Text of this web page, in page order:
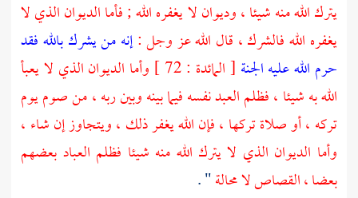
يترك الله منه شيئا ، وديوان لا يغفره الله ; فأما الديوان الذي لا
يغفره الله فالشرك ، قال الله عز وجل :إنه من يشرك بالله فقد
حرم الله عليه الجنة
[ المائدة : 72 ] وأما الديوان الذي لا يعبأ
الله به شيئا ، فظلم العبد نفسه فيما بينه وبين ربه ، من صوم يوم
تركه ، أو صلاة تركها ، فإن الله يغفر ذلك ، ويتجاوز إن شاء ،
وأما الديوان الذي لا يترك الله منه شيئا فظلم العباد بعضهم
بعضا ، القصاص لا محالة" .